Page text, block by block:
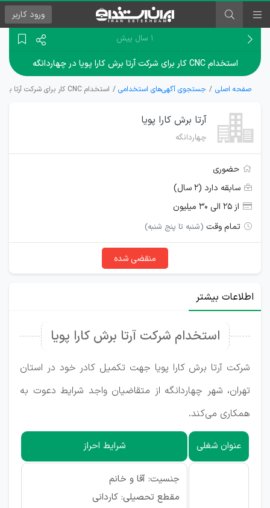
ورود کاربر
۱ سال پیش
استخدام CNC کار برای شرکت آرتا برش کارا پویا در چهاردانگه
صفحه اصلی جستجوی آگهی‌های استخدامی استخدام CNC کار برای شرکت آرتا برش کارا پویا در چهاردانگه
آرتا برش کارا پویا
چهاردانگه
حضوری
سابقه دارد (۲ سال)
از ۲۵ الی ۳۰ میلیون
تمام وقت (شنبه تا پنج شنبه)
منقضی شده
اطلاعات بیشتر
استخدام شرکت آرتا برش کارا پویا
شرکت آرتا برش کارا پویا جهت تکمیل کادر خود در استان
تهران، شهر چهاردانگه از متقاضیان واجد شرایط دعوت به
همکاری می‌کند.
عنوان شغلی شرایط احراز
جنسیت: آقا و خانم
مقطع تحصیلی: کاردانی